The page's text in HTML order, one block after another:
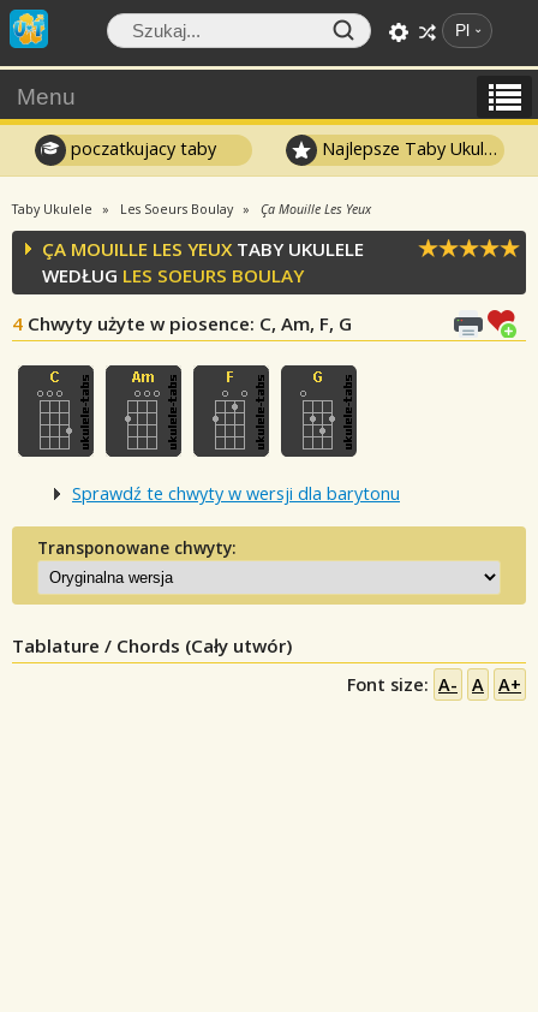
Pl
Menu
poczatkujacy taby Najlepsze Taby Ukulele
Taby Ukulele Les Soeurs Boulay Ça Mouille Les Yeux
ÇA MOUILLE LES YEUX TABY UKULELE
WEDŁUG LES SOEURS BOULAY
4 Chwyty użyte w piosence: C, Am, F, G
Sprawdź te chwyty w wersji dla barytonu
Transponowane chwyty:
Tablature / Chords (Cały utwór)
Font size: A- A A+